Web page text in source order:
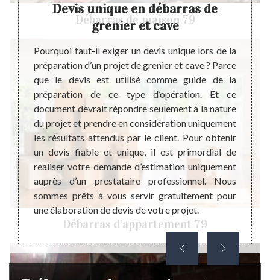
Débarras de maison 79
Débarras d'appartement 79
le
de
à
Devis unique en débarras de
grenier et cave
Pourquoi faut-il exiger un devis unique lors de la
préparation d’un projet de grenier et cave ? Parce
que le devis est utilisé comme guide de la
préparation de ce type d’opération. Et ce
document devrait répondre seulement à la nature
du projet et prendre en considération uniquement
les résultats attendus par le client. Pour obtenir
un devis fiable et unique, il est primordial de
réaliser votre demande d’estimation uniquement
auprès d’un prestataire professionnel. Nous
sommes prêts à vous servir gratuitement pour
une élaboration de devis de votre projet.
Si
pas
de
très
Niort.